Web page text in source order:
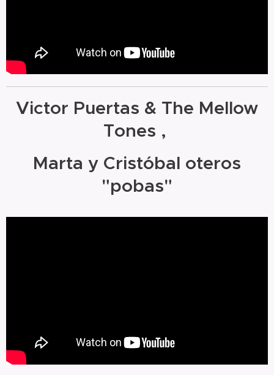
Victor Puertas & The Mellow
Tones ,
Marta y Cristóbal oteros
"pobas"